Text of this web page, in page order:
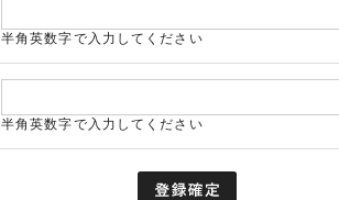
半角英数字で入力してください
半角英数字で入力してください